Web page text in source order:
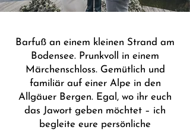
Barfuß an einem kleinen Strand am
Bodensee. Prunkvoll in einem
Märchenschloss. Gemütlich und
familiär auf einer Alpe in den
Allgäuer Bergen. Egal, wo ihr euch
das Jawort geben möchtet – ich
begleite eure persönliche